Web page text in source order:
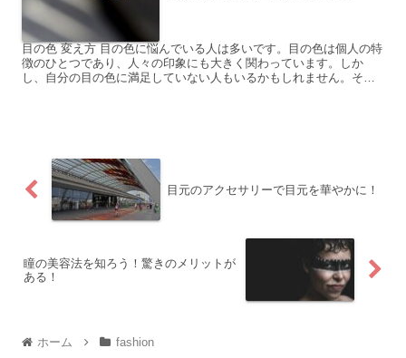
目の色 変え方 目の色に悩んでいる人は多いです。目の色は個人の特
徴のひとつであり、人々の印象にも大きく関わっています。しか
し、自分の目の色に満足していない人もいるかもしれません。そこ
目元のアクセサリーで目元を華やかに！
瞳の美容法を知ろう！驚きのメリットが
ある！
ホーム fashion